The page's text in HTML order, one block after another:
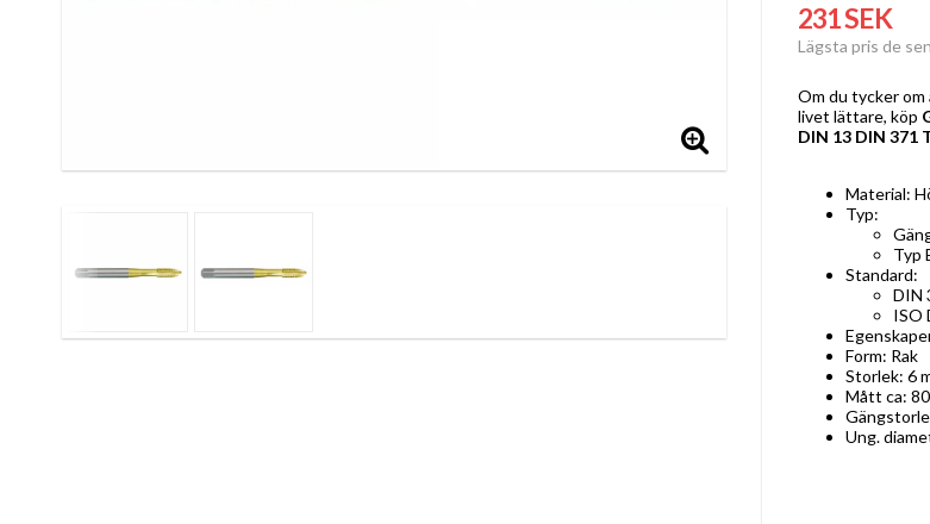
231 SEK
Lägsta pris de
Om du tycker
livet lättare, köp
DIN 13 DIN 371
Material:
Typ:
Typ
Standard:
DIN
ISO
Form: Rak
Storlek: 6
Mått ca:
Ung.